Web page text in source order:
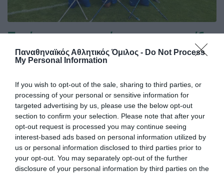
Παναθηναϊκός Αθλητικός Όμιλος - Do Not Process
My Personal Information
If you wish to opt-out of the sale, sharing to third parties, or
processing of your personal or sensitive information for
targeted advertising by us, please use the below opt-out
section to confirm your selection. Please note that after your
opt-out request is processed you may continue seeing
interest-based ads based on personal information utilized by
us or personal information disclosed to third parties prior to
your opt-out. You may separately opt-out of the further
disclosure of your personal information by third parties on the
Ξεκίνημα με «πράσινη» σφραγίδα
Η Εθνική ομάδα ακρωτηριασμένων επιβλήθηκε της
αντίστοιχης της Αλβανίας για το Football is more της UEFA
07.08.2026 ΠΟΔΟΣΦΑΙΡΟ ΑΚΡΩΤΗΡΙΑΣΜΕΝΩΝ